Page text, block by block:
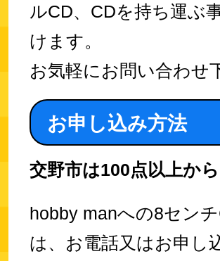
ルCD、CDを持ち運ぶ
けます。
お気軽にお問い合わせ
お申し込み方法
交野市は100点以上か
hobby manへの8セン
は、お電話又はお申し